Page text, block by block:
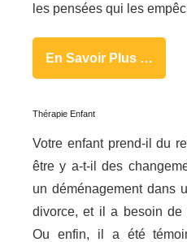
les pensées qui les
En Savoir Plus …
Thérapie Enfant
Votre enfant prend-il du
être y a-t-il des
un déménagement dans
divorce, et il a besoin de
Ou enfin, il a été